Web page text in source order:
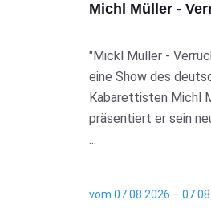
Michl Müller -
"Mickl Müller -
eine Show des
Kabarettisten Michl
präsentiert er sein
...
vom 07.08.2026 –